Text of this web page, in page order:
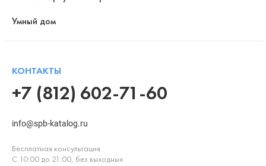
Умный дом
КОНТАКТЫ
+7 (812) 602-71-60
info@spb-katalog.ru
Бесплатная консультация
С 10:00 до 21:00, без выходных